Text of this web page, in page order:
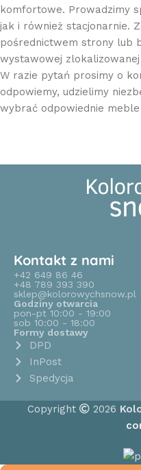
komfortowe. Prowadzimy
jak i również stacjonarnie.
pośrednictwem strony lub
wystawowej
W razie pytań prosimy o
odpowiemy, udzielimy
wybrać odpowiednie
Kontakt z nami
+42 649 86 46
+48 789 393 390
sklep@kolorowychsnow.pl
Godziny otwarcia
pon-pt 10:00 - 19:00
sob 10:00 - 18:00
Formy dostawy
DPD
InPost
Spedycja
Copyright 2026